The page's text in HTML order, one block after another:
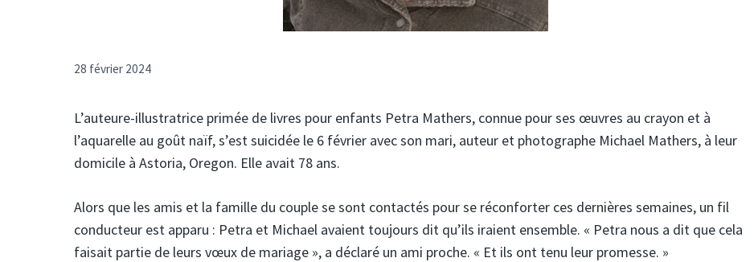
28 février 2024
L’auteure-illustratrice primée de livres pour enfants Petra Mathers, connue pour ses œuvres au crayon et à
l’aquarelle au goût naïf, s’est suicidée le 6 février avec son mari, auteur et photographe Michael Mathers, à leur
domicile à Astoria, Oregon. Elle avait 78 ans.
Alors que les amis et la famille du couple se sont contactés pour se réconforter ces dernières semaines, un fil
conducteur est apparu : Petra et Michael avaient toujours dit qu’ils iraient ensemble. « Petra nous a dit que cela
faisait partie de leurs vœux de mariage », a déclaré un ami proche. « Et ils ont tenu leur promesse. »